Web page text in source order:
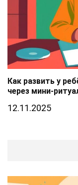
Как развить у
через мини-
12.11.2025